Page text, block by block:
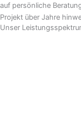
auf persönliche
Projekt über Jahre
Unser